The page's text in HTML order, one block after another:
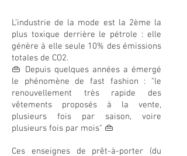
L’industrie de la mode est la 2ème la
plus toxique derrière le pétrole : elle
génère à elle seule 10% des émissions
totales de CO2.
👜 Depuis quelques années a émergé
le phénomène de fast fashion : "le
renouvellement très rapide des
vêtements proposés à la vente,
plusieurs fois par saison, voire
plusieurs fois par mois" 👜
Ces enseignes de prêt-à-porter (du